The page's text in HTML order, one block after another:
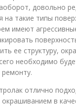
довольно
на такие типы
имеют
ее структуру,
необходимо
отлично
в